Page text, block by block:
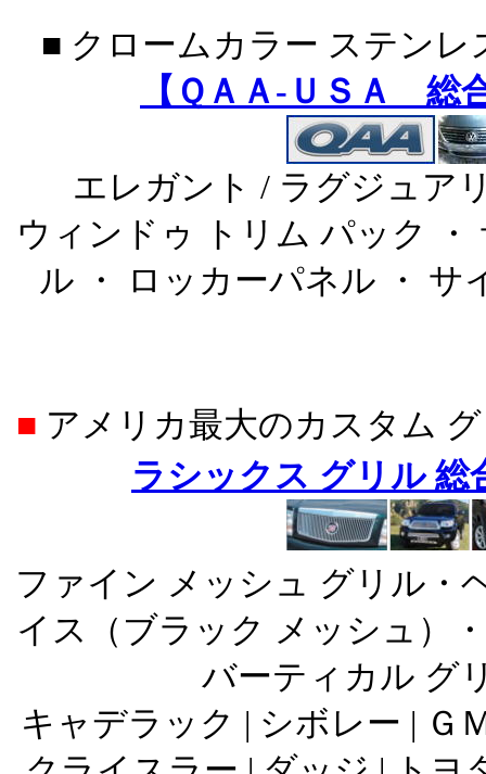
■ クロームカラー ステン
【ＱＡＡ-ＵＳＡ 総
エレガント / ラグジュア
ウィンドゥ トリム パック
ル ・ ロッカーパネル ・ サ
■ アメリカ最大のカスタム
ラシックス グリル 総
ファイン メッシュ グリル・
イス（ブラック メッシュ）
バーティカル グ
キャデラック | シボレー | Ｇ